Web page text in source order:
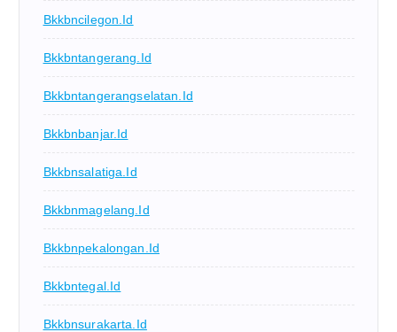
Bkkbncilegon.id
Bkkbntangerang.id
Bkkbntangerangselatan.id
Bkkbnbanjar.id
Bkkbnsalatiga.id
Bkkbnmagelang.id
Bkkbnpekalongan.id
Bkkbntegal.id
Bkkbnsurakarta.id